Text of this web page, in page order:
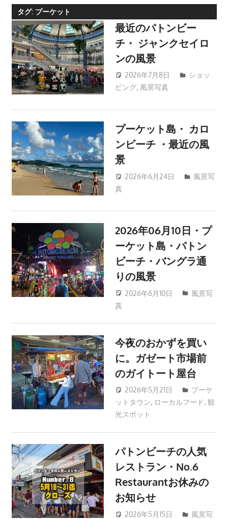
オ
プ
シ
ョ
ナ
ル
ツ
ー
や
ホ
テ
ル
情
ト
ン
情
報
や
ー
ケ
ッ
ト
の
景
ど、
ロ
ー
カ
ル
な
目
タグ: プーケット
最近のパトンビー
チ・ ジャンクセイロ
ンの風景
2026年7月8日
ショッ
ピング, 風景写真
プーケット島・ カロ
ンビーチ ・最近の風
景
2026年6月24日
風景写
真
2026年06月10日・プ
ーケット島・パトン
ビーチ・バングラ通
りの風景
2026年6月10日
風景写
真
今夜のおかずを買い
に。ガゼート市場前
のガイトート屋台
2026年5月21日
patong003
プーケ
ットタウン, ローカルフード,観
光スポット
パトンビーチの人気
レストラン・No.6
Restaurantお休みの
お知らせ
2026年5月15日
風景写